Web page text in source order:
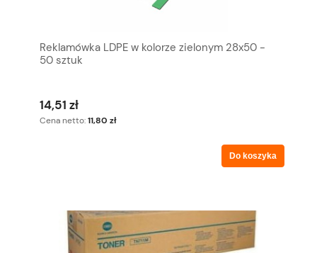
Reklamówka LDPE w kolorze zielonym 28x50 -
50 sztuk
14,51 zł
Cena netto:11,80 zł
Do koszyka